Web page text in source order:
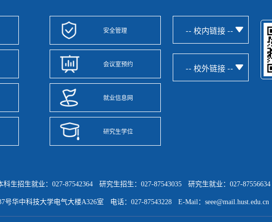
安全管理
会议室预约
就业信息网
研究生学位
-- 校内链接 --
-- 校外链接 --
科生招生就业：027-87542364 研究生招生：027-87543035 研究生就业：027-87556634
号华中科技大学电气大楼A326室 电话：027-87543228 E-Mail：seee@mail.hust.edu.cn